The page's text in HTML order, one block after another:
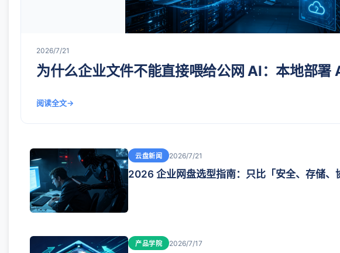
2026/7/21
为什么企业文件不能直接喂给公网 AI：本地部署
阅读全文
云盘新闻 2026/7/21
2026 企业网盘选型指南：只比「安全、存储、
产品学院 2026/7/17